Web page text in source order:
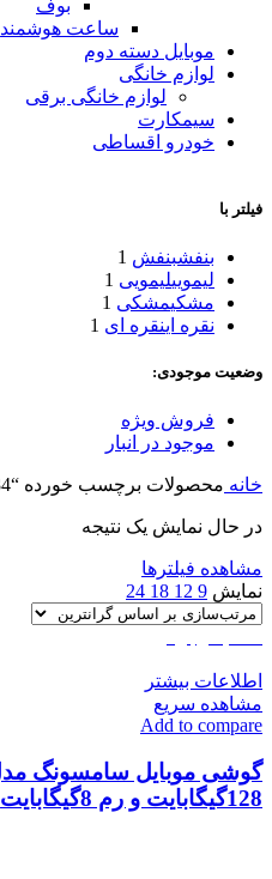
بوف
ساعت هوشمند
موبایل دسته دوم
لوازم خانگی
لوازم خانگی برقی
سیمکارت
خودرو اقساطی
فیلتر با
بنفشبنفش 1
لیموییلیمویی 1
مشکیمشکی 1
نقره اینقره ای 1
وضعیت موجودی:
فروش ویژه
موجود در انبار
خانه محصولات برچسب خورده “samsng a34”
در حال نمایش یک نتیجه
مشاهده فیلترها
نمایش 9
12
18
24
اطلاعات بیشتر
مشاهده سریع
Add to compare
128گیگابایت و رم 8گیگابایت